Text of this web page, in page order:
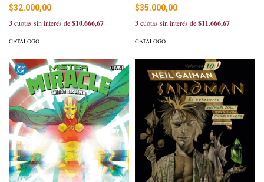
$32.000,00
3cuotas sin interés de$10.666,67
CATÁLOGO
$35.000,00
3cuotas sin interés de$11.666,67
CATÁLOGO